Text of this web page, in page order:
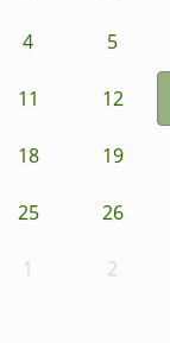
4 5
11 12
18 19
25 26
1 2